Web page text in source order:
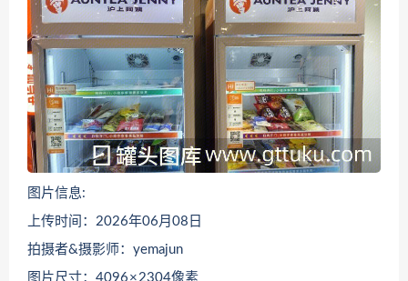
图片信息:
上传时间：2026年06月08日
拍摄者&摄影师：yemajun
图片尺寸：4096 × 2304像素